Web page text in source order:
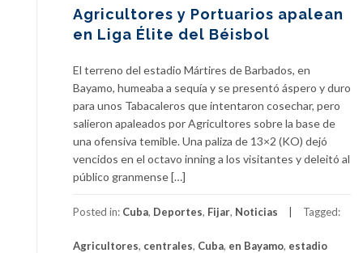
Agricultores y Portuarios apalean
en Liga Élite del Béisbol
El terreno del estadio Mártires de Barbados, en
Bayamo, humeaba a sequía y se presentó áspero y duro
para unos Tabacaleros que intentaron cosechar, pero
salieron apaleados por Agricultores sobre la base de
una ofensiva temible. Una paliza de 13×2 (KO) dejó
vencidos en el octavo inning a los visitantes y deleitó al
público granmense […]
Posted in: Cuba, Deportes, Fijar, Noticias Tagged:
Agricultores, centrales, Cuba, en Bayamo, estadio